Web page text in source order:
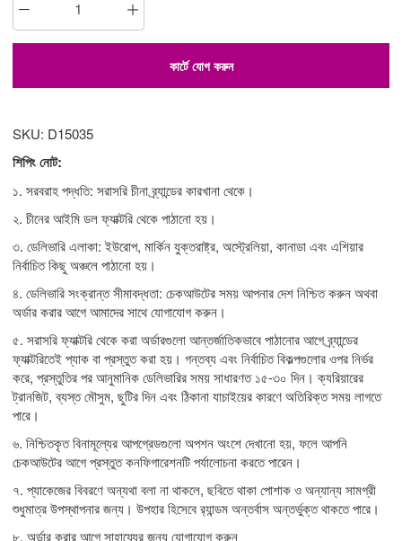
কার্টে যোগ করুন
SKU: D15035
শিপিং নোট:
১. সরবরাহ পদ্ধতি: সরাসরি চীনা ব্র্যান্ডের কারখানা থেকে।
২. চীনের আইমি ডল ফ্যাক্টরি থেকে পাঠানো হয়।
৩. ডেলিভারি এলাকা: ইউরোপ, মার্কিন যুক্তরাষ্ট্র, অস্ট্রেলিয়া, কানাডা এবং এশিয়ার
নির্বাচিত কিছু অঞ্চলে পাঠানো হয়।
৪. ডেলিভারি সংক্রান্ত সীমাবদ্ধতা: চেকআউটের সময় আপনার দেশ নিশ্চিত করুন অথবা
অর্ডার করার আগে আমাদের সাথে যোগাযোগ করুন।
৫. সরাসরি ফ্যাক্টরি থেকে করা অর্ডারগুলো আন্তর্জাতিকভাবে পাঠানোর আগে ব্র্যান্ডের
ফ্যাক্টরিতেই প্যাক বা প্রস্তুত করা হয়। গন্তব্য এবং নির্বাচিত বিকল্পগুলোর ওপর নির্ভর
করে, প্রস্তুতির পর আনুমানিক ডেলিভারির সময় সাধারণত ১৫-৩০ দিন। ক্যরিয়ারের
ট্রানজিট, ব্যস্ত মৌসুম, ছুটির দিন এবং ঠিকানা যাচাইয়ের কারণে অতিরিক্ত সময় লাগতে
পারে।
৬. নিশ্চিতকৃত বিনামূল্যের আপগ্রেডগুলো অপশন অংশে দেখানো হয়, ফলে আপনি
চেকআউটের আগে প্রস্তুত কনফিগারেশনটি পর্যালোচনা করতে পারেন।
৭. প্যাকেজের বিবরণে অন্যথা বলা না থাকলে, ছবিতে থাকা পোশাক ও অন্যান্য সামগ্রী
শুধুমাত্র উপস্থাপনার জন্য। উপহার হিসেবে র‍্যান্ডম অন্তর্বাস অন্তর্ভুক্ত থাকতে পারে।
৮. অর্ডার করার আগে সাহায্যের জন্য যোগাযোগ করুন